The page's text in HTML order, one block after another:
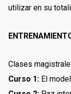
utilizar en su
Clases
Curso 1:El